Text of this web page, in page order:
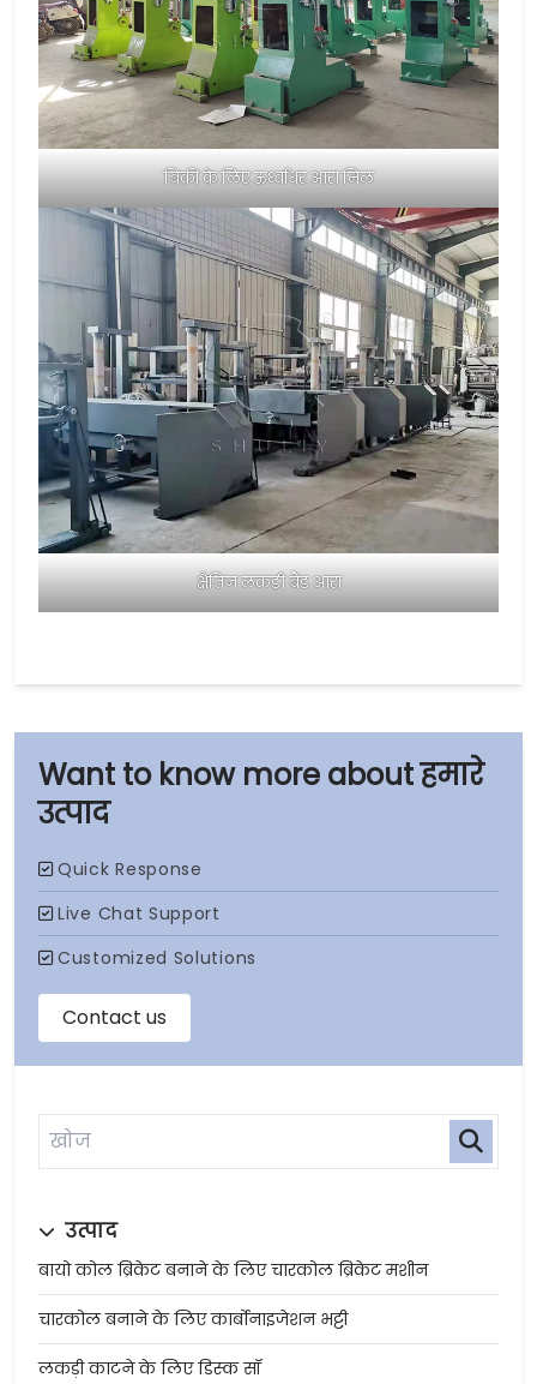
हमारे
उत्पाद
उत्पाद
बायो कोल ब्रिकेट बनाने के लिए चारकोल ब्रिकेट मशीन
चारकोल बनाने के लिए कार्बोनाइजेशन भट्टी
लकड़ी काटने के लिए डिस्क सॉ
बिक्री के लिए ऊर्ध्वाधर आरा मिल
क्षैतिज लकड़ी बैंड आरा